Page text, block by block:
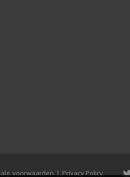
alg. voorwaarden | Privacy Policy